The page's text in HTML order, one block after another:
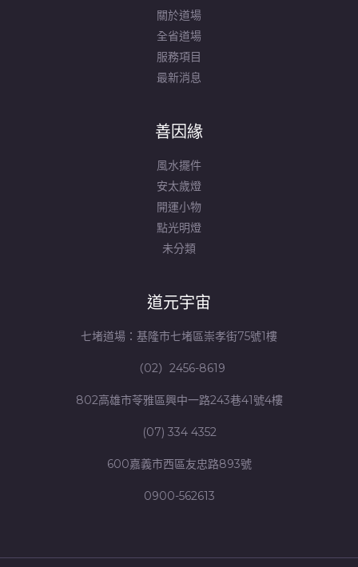
關於道場
全省道場
服務項目
最新消息
善因緣
風水擺件
安太歲燈
開運小物
點光明燈
未分類
道元宇宙
七堵道場：基隆市七堵區崇孝街75號1樓
（02）2456-8619
802高雄市苓雅區興中一路243巷41號4樓
(07) 334 4352
600嘉義市西區友忠路893號
0900-562613